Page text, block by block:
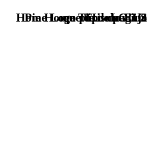
TU - LOGO
que tipo de viaje
Home Logo pie de página
Pie Home Turismo EUS